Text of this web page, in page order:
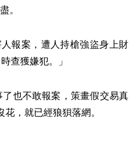
。
報案，遭人持槍強盜身上財
查獲嫌犯。」
也不敢報案，策畫假交易真
，就已經狼狽落網。